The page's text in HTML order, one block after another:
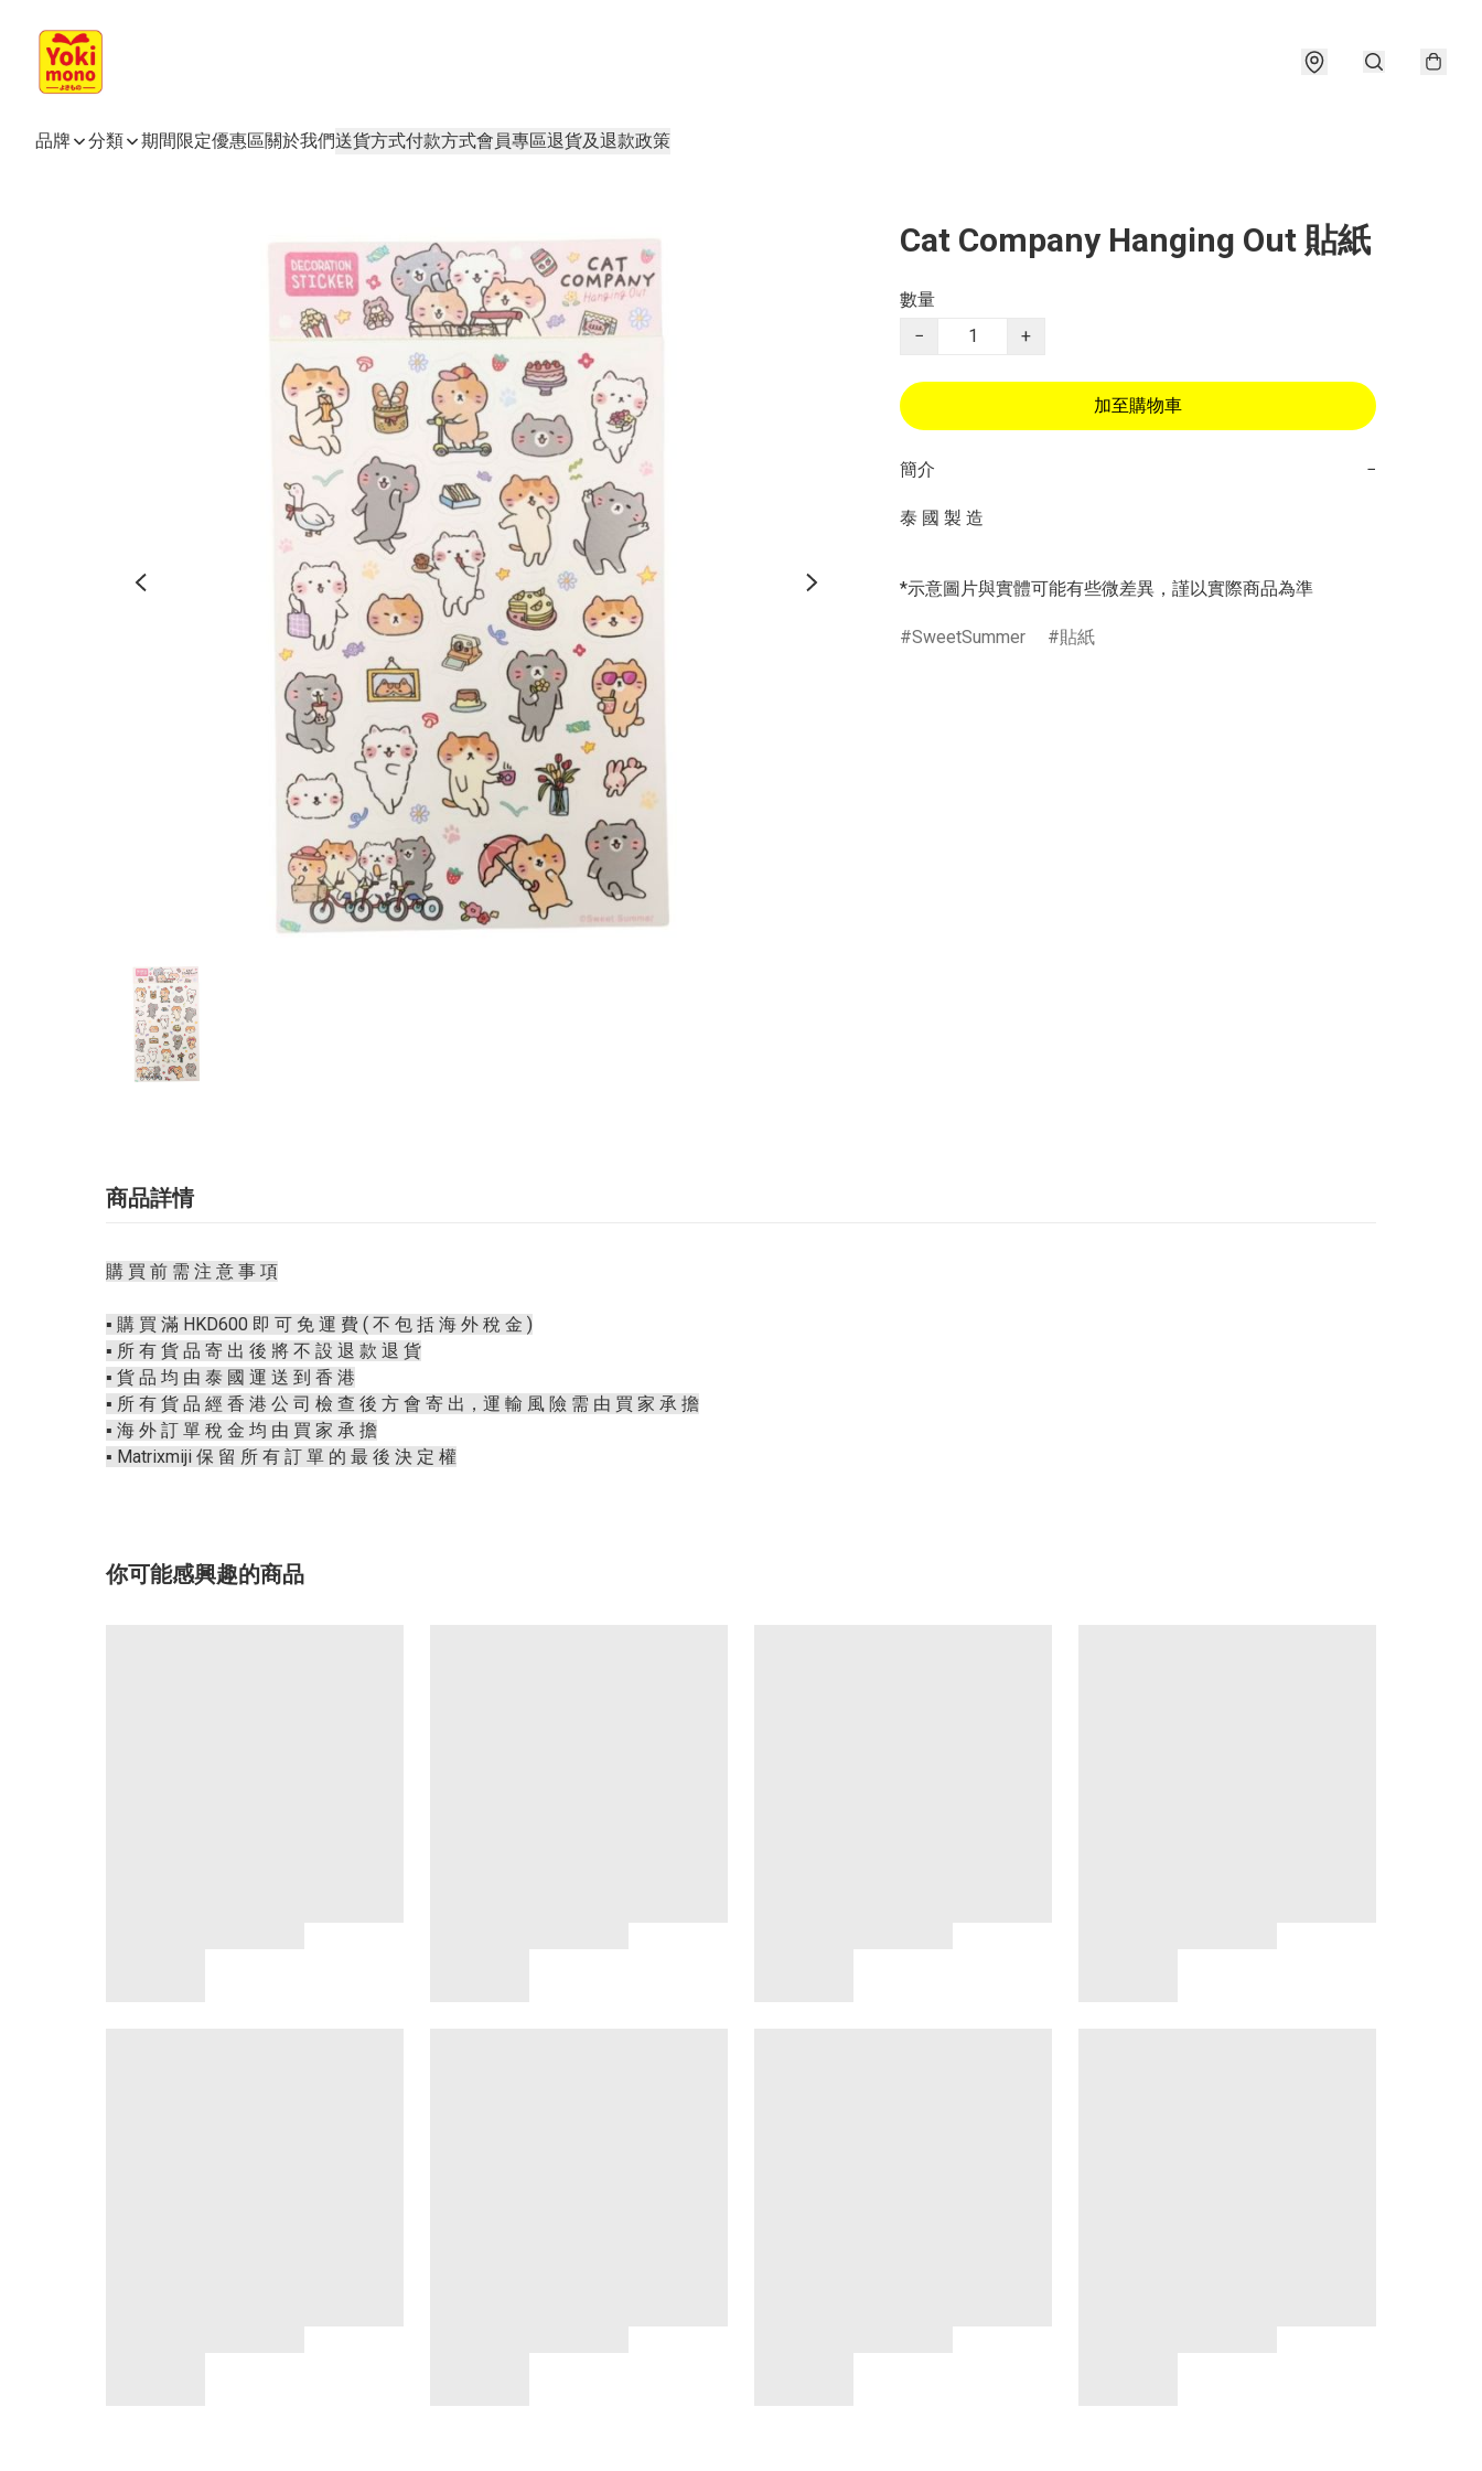
品牌 分類 期間限定優惠區關於我們送貨方式付款方式會員專區退貨及退款政策
Cat Company Hanging Out 貼紙
數量
−
+
加至購物車
簡介 −
泰 國 製 造
*示意圖片與實體可能有些微差異，謹以實際商品為準
SweetSummer 貼紙
商品詳情
購 買 前 需 注 意 事 項
▪️ 購 買 滿 HKD600 即 可 免 運 費 ( 不 包 括 海 外 稅 金 )
▪️ 所 有 貨 品 寄 出 後 將 不 設 退 款 退 貨
▪️ 貨 品 均 由 泰 國 運 送 到 香 港
▪️ 所 有 貨 品 經 香 港 公 司 檢 查 後 方 會 寄 出，運 輸 風 險 需 由 買 家 承 擔
▪️ 海 外 訂 單 稅 金 均 由 買 家 承 擔
▪️ Matrixmiji 保 留 所 有 訂 單 的 最 後 決 定 權
你可能感興趣的商品